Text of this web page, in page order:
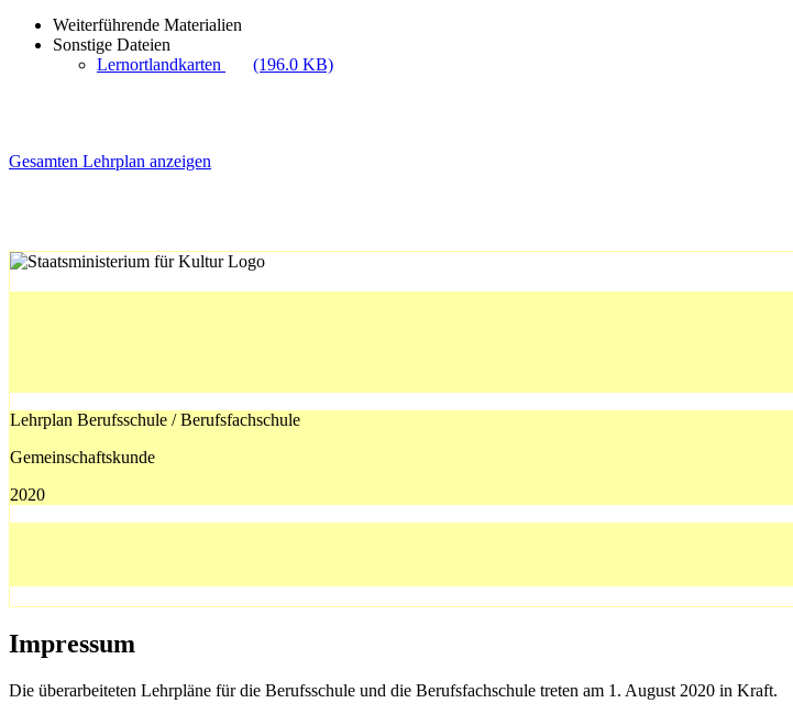
Weiterführende Materialien
Sonstige Dateien
Lernortlandkarten
(196.0 KB)
Gesamten Lehrplan anzeigen
Lehrplan Berufsschule / Berufsfachschule
Gemeinschaftskunde
2020
Impressum
Die überarbeiteten Lehrpläne für die Berufsschule und die Berufsfachschule treten am 1. August 2020 in Kraft.